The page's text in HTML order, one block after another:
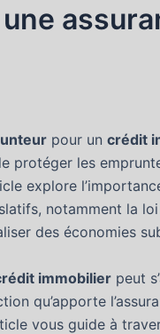
pour un crédit
protéger les
explore
notamment la
des économies
immobilier peut
qu’apporte
vous guide à